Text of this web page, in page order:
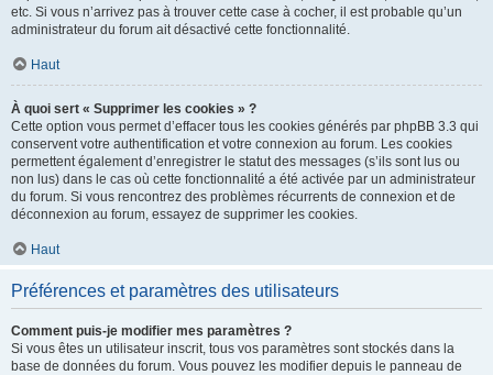
etc. Si vous n’arrivez pas à trouver cette case à cocher, il est probable qu’un
administrateur du forum ait désactivé cette fonctionnalité.
Haut
À quoi sert « Supprimer les cookies » ?
Cette option vous permet d’effacer tous les cookies générés par phpBB 3.3 qui
conservent votre authentification et votre connexion au forum. Les cookies
permettent également d’enregistrer le statut des messages (s’ils sont lus ou
non lus) dans le cas où cette fonctionnalité a été activée par un administrateur
du forum. Si vous rencontrez des problèmes récurrents de connexion et de
déconnexion au forum, essayez de supprimer les cookies.
Haut
Préférences et paramètres des utilisateurs
Comment puis-je modifier mes paramètres ?
Si vous êtes un utilisateur inscrit, tous vos paramètres sont stockés dans la
base de données du forum. Vous pouvez les modifier depuis le panneau de